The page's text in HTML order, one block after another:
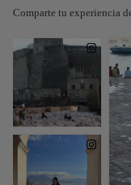
Comparte tu experiencia